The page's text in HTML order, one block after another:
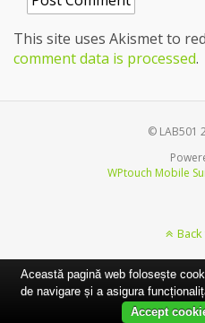
This site uses Akismet to
comment data is processed.
© LAB501
WPtouch Mobile
Această pagină web folosește
de navigare și a asigura
Accept